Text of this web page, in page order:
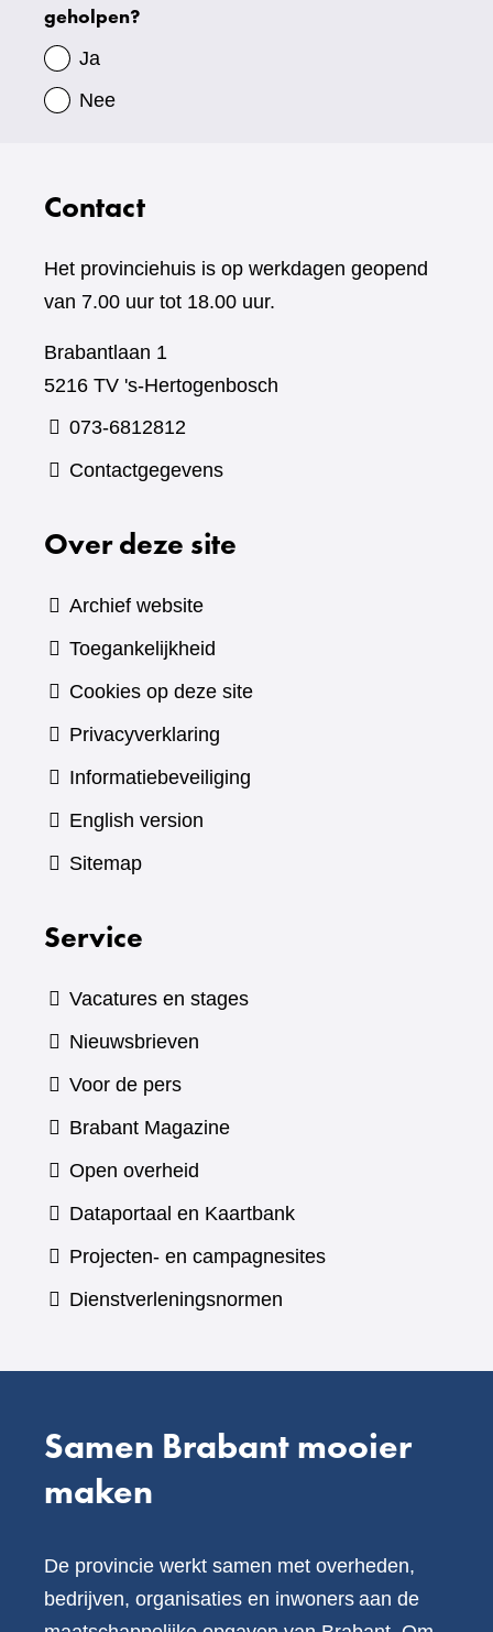
gegevens
geholpen?
Ja
Nee
Contact
Het provinciehuis is op werkdagen geopend
van 7.00 uur tot 18.00 uur.
Brabantlaan 1
5216 TV 's-Hertogenbosch
073-6812812
Contactgegevens
Over deze site
Archief website
Toegankelijkheid
Cookies op deze site
Privacyverklaring
Informatiebeveiliging
English version
Sitemap
Service
Vacatures en stages
Nieuwsbrieven
Voor de pers
Brabant Magazine(verwijst
andere
website)
Open overheid
Dataportaal en Kaartbank(verwijst
naar
Projecten- en campagnesites
Dienstverleningsnormen
Samen Brabant mooier
maken
De provincie werkt samen met overheden,
bedrijven, organisaties en inwoners aan de